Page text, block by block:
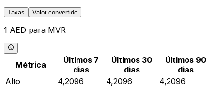
Taxas Valor convertido
1 AED para MVR
Métrica
Últimos 7
dias
Últimos 30
dias
Últimos 90
dias
Alto
4,2096 4,2096
4,2096